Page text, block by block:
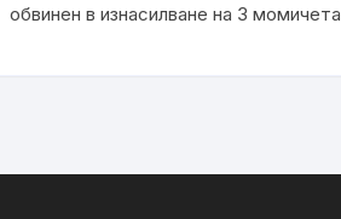
обвинен в изнасилване на 3 момичета